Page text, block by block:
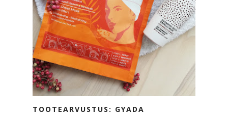
TOOTEARVUSTUS: GYADA